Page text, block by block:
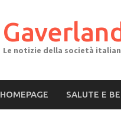
Le notizie della società
HOMEPAGE SALUTE E